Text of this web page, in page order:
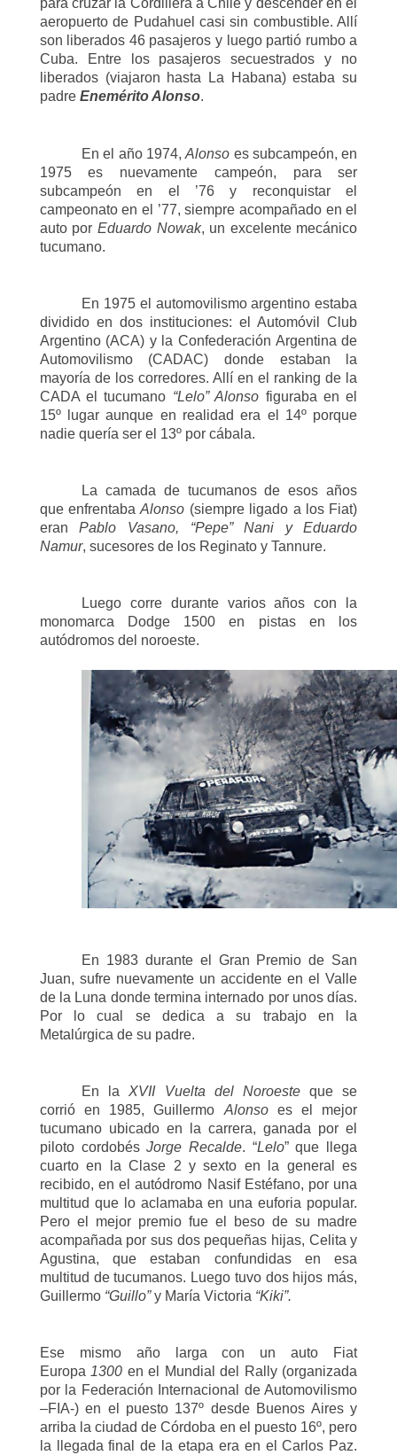
para cruzar la Cordillera a Chile y descender en el
aeropuerto de Pudahuel casi sin combustible. Allí
son liberados 46 pasajeros y luego partió rumbo a
Cuba. Entre los pasajeros secuestrados y no
liberados (viajaron hasta La Habana) estaba su
padre Enemérito Alonso.
En el año 1974,Alonso es subcampeón, en
1975 es nuevamente campeón, para ser
subcampeón en el ’76 y reconquistar el
campeonato en el ’77, siempre acompañado en el
auto por Eduardo Nowak, un excelente mecánico
tucumano.
En 1975 el automovilismo argentino estaba
dividido en dos instituciones: el Automóvil Club
Argentino (ACA) y la Confederación Argentina de
Automovilismo (CADAC) donde estaban la
mayoría de los corredores. Allí en el ranking de la
CADA el tucumano “Lelo” Alonso figuraba en el
15º lugar aunque en realidad era el 14º porque
nadie quería ser el 13º por cábala.
La camada de tucumanos de esos años
que enfrentabaAlonso (siempre ligado a los Fiat)
eranPablo Vasano, “Pepe” Nani y Eduardo
Namur, sucesores de los Reginato y Tannure.
Luego corre durante varios años con la
monomarca Dodge 1500 en pistas en los
autódromos del noroeste.
En 1983 durante el Gran Premio de San
Juan, sufre nuevamente un accidente en el Valle
de la Luna donde termina internado por unos días.
Por lo cual se dedica a su trabajo en la
Metalúrgica de su padre.
En laXVII Vuelta del Noroesteque se
corrió en 1985, Guillermo Alonsoes el mejor
tucumano ubicado en la carrera, ganada por el
piloto cordobésJorge Recalde. “Lelo” que llega
cuarto en la Clase 2 y sexto en la general es
recibido, en el autódromo Nasif Estéfano, por una
multitud que lo aclamaba en una euforia popular.
Pero el mejor premio fue el beso de su madre
acompañada por sus dos pequeñas hijas, Celita y
Agustina, que estaban confundidas en esa
multitud de tucumanos. Luego tuvo dos hijos más,
Guillermo “Guillo”y María Victoria “Kiki”.
Ese mismo año larga con un auto
Fiat
Europa 1300 en el Mundial del Rally (organizada
por la Federación Internacional de Automovilismo
–FIA-) en el puesto 137º desde Buenos Aires y
arriba la ciudad de Córdoba en el puesto 16º, pero
la llegada final de la etapa era en el Carlos Paz.